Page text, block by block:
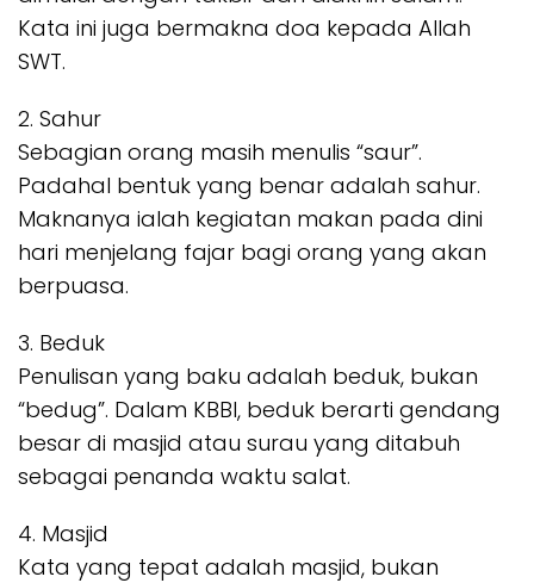
Kata ini juga bermakna doa kepada Allah
SWT.
2. Sahur
Sebagian orang masih menulis “saur”.
Padahal bentuk yang benar adalah sahur.
Maknanya ialah kegiatan makan pada dini
hari menjelang fajar bagi orang yang akan
berpuasa.
3. Beduk
Penulisan yang baku adalah beduk, bukan
“bedug”. Dalam KBBI, beduk berarti gendang
besar di masjid atau surau yang ditabuh
sebagai penanda waktu salat.
4. Masjid
Kata yang tepat adalah masjid, bukan